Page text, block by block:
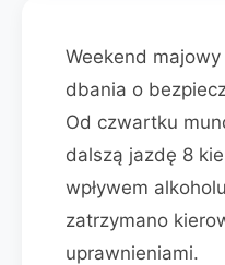
Weekend majowy
dbania o
Od czwartku
dalszą jazdę 8
wpływem
zatrzymano
uprawnieniami.